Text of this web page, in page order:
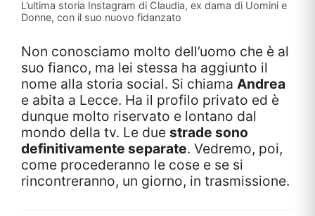
L’ultima storia Instagram di Claudia, ex dama di Uomini e
Donne, con il suo nuovo fidanzato
Non conosciamo molto dell’uomo che è al
suo fianco, ma lei stessa ha aggiunto il
nome alla storia social. Si chiama Andrea
e abita a Lecce. Ha il profilo privato ed è
dunque molto riservato e lontano dal
mondo della tv. Le due strade sono
definitivamente separate. Vedremo, poi,
come procederanno le cose e se si
rincontreranno, un giorno, in trasmissione.